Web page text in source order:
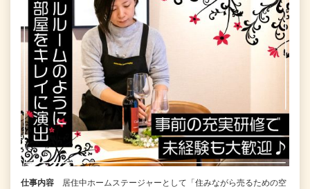
仕事内容
居住中ホームステージャーとして「住みながら売るための空